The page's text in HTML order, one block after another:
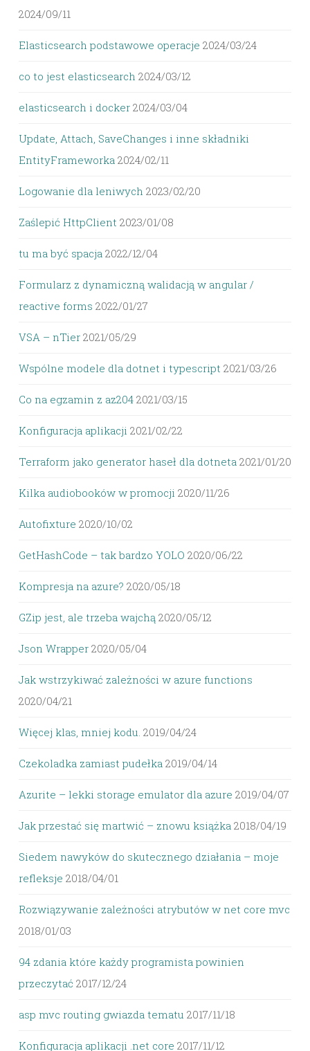
2024/09/11
Elasticsearch podstawowe operacje 2024/03/24
co to jest elasticsearch 2024/03/12
elasticsearch i docker 2024/03/04
Update, Attach, SaveChanges i inne składniki
EntityFrameworka 2024/02/11
Logowanie dla leniwych 2023/02/20
Zaślepić HttpClient 2023/01/08
tu ma być spacja 2022/12/04
Formularz z dynamiczną walidacją w angular /
reactive forms 2022/01/27
VSA – nTier 2021/05/29
Wspólne modele dla dotnet i typescript 2021/03/26
Co na egzamin z az204 2021/03/15
Konfiguracja aplikacji 2021/02/22
Terraform jako generator haseł dla dotneta 2021/01/20
Kilka audiobooków w promocji 2020/11/26
Autofixture 2020/10/02
GetHashCode – tak bardzo YOLO 2020/06/22
Kompresja na azure? 2020/05/18
GZip jest, ale trzeba wajchą 2020/05/12
Json Wrapper 2020/05/04
Jak wstrzykiwać zależności w azure functions
2020/04/21
Więcej klas, mniej kodu. 2019/04/24
Czekoladka zamiast pudełka 2019/04/14
Azurite – lekki storage emulator dla azure 2019/04/07
Jak przestać się martwić – znowu książka 2018/04/19
Siedem nawyków do skutecznego działania – moje
refleksje 2018/04/01
Rozwiązywanie zależności atrybutów w net core mvc
2018/01/03
94 zdania które każdy programista powinien
przeczytać 2017/12/24
asp mvc routing gwiazda tematu 2017/11/18
Konfiguracja aplikacji .net core 2017/11/12